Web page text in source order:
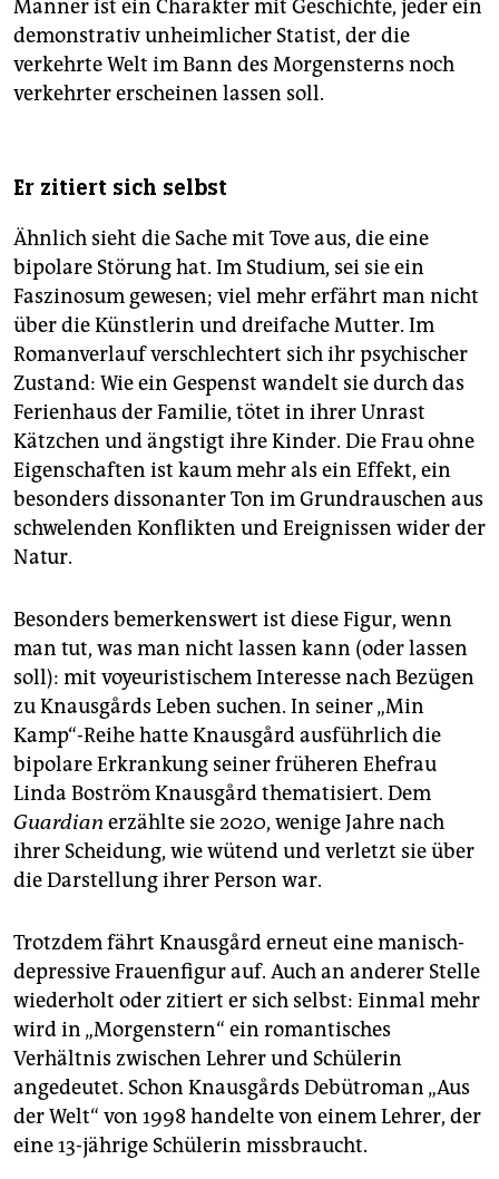
Männer ist ein Charakter mit Geschichte, jeder ein
demonstrativ unheimlicher Statist, der die
verkehrte Welt im Bann des Morgensterns noch
verkehrter erscheinen lassen soll.
Er zitiert sich selbst
Ähnlich sieht die Sache mit Tove aus, die eine
bipolare Störung hat. Im Studium, sei sie ein
Faszinosum gewesen; viel mehr erfährt man nicht
über die Künstlerin und dreifache Mutter. Im
Romanverlauf verschlechtert sich ihr psychischer
Zustand: Wie ein Gespenst wandelt sie durch das
Ferienhaus der Familie, tötet in ihrer Unrast
Kätzchen und ängstigt ihre Kinder. Die Frau ohne
Eigenschaften ist kaum mehr als ein Effekt, ein
besonders dissonanter Ton im Grundrauschen aus
schwelenden Konflikten und Ereignissen wider der
Natur.
Besonders bemerkenswert ist diese Figur, wenn
man tut, was man nicht lassen kann (oder lassen
soll): mit voyeuristischem Interesse nach Bezügen
zu Knausgårds Leben suchen. In seiner „Min
Kamp“-Reihe hatte Knausgård ausführlich die
bipolare Erkrankung seiner früheren Ehefrau
Linda Boström Knausgård thematisiert. Dem
Guardian erzählte sie 2020, wenige Jahre nach
ihrer Scheidung, wie wütend und verletzt sie über
die Darstellung ihrer Person war.
Trotzdem fährt Knausgård erneut eine manisch-
depressive Frauenfigur auf. Auch an anderer Stelle
wiederholt oder zitiert er sich selbst: Einmal mehr
wird in „Morgenstern“ ein romantisches
Verhältnis zwischen Lehrer und Schülerin
angedeutet. Schon Knausgårds Debütroman „Aus
der Welt“ von 1998 handelte von einem Lehrer, der
eine 13-jährige Schülerin missbraucht.